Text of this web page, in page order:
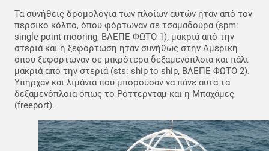
Τα συνήθεις δρομολόγια των πλοίων αυτών ήταν από τον
περσικό κόλπο, όπου φόρτωναν σε τσαμαδούρα (spm:
single point mooring, ΒΛΕΠΕ ΦΩΤΟ 1), μακριά από την
στεριά και η ξεφόρτωση ήταν συνήθως στην Αμερική
όπου ξεφόρτωναν σε μικρότερα δεξαμενόπλοια και πάλι
μακριά από την στεριά (sts: ship to ship, ΒΛΕΠΕ ΦΩΤΟ 2).
Υπήρχαν και λιμάνια που μπορούσαν να πάνε αυτά τα
δεξαμενόπλοια όπως το Ρόττερνταμ και η Μπαχάμες
(freeport).